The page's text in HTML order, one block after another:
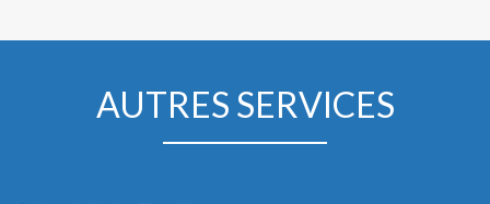
AUTRES SERVICES